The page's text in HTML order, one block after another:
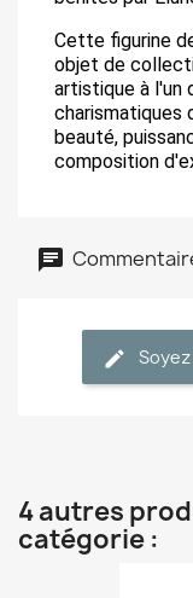
Cette figurine
objet de
artistique à l'un
charismatiques
beauté,
composition
4 autres
catégorie :